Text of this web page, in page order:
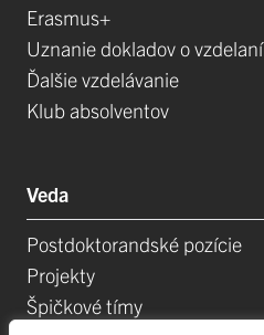
Erasmus+
Uznanie dokladov o vzdelaní
Ďalšie vzdelávanie
Klub absolventov
Veda
Postdoktorandské pozície
Projekty
Špičkové tímy